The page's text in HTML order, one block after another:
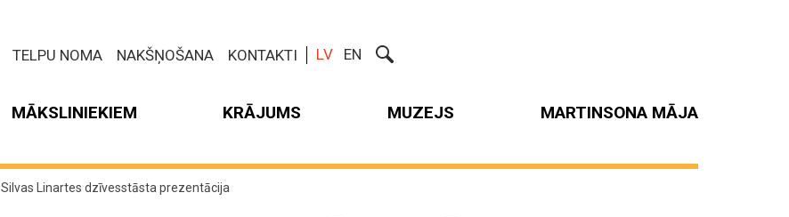
TELPU NOMA NAKŠŅOŠANA KONTAKTI LV EN
MĀKSLINIEKIEM KRĀJUMS MUZEJS MARTINSONA MĀJA
Silvas Linartes dzīvesstāsta prezentācija